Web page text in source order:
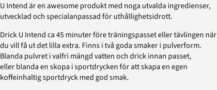
U Intend är en awesome produkt med noga utvalda ingredienser,
utvecklad och specialanpassad för uthållighetsidrott.
Drick U Intend ca 45 minuter före träningspasset eller tävlingen när
du vill få ut det lilla extra. Finns i två goda smaker i pulverform.
Blanda pulvret i valfri mängd vatten och drick innan passet,
eller blanda en skopa i sportdrycken för att skapa en egen
koffeinhaltig sportdryck med god smak.